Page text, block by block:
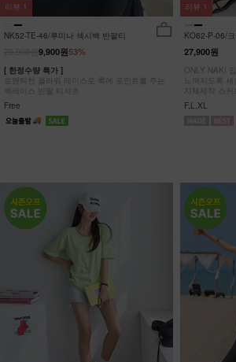
NK52-TE-46/루미나 섹시백 반팔티
53%
9,900원
[ 한정수량 특가 ]
로맨틱한 플라워 레이스로 룩에 포인트를 주는
백레이스 반팔 티셔츠
Free
리뷰 1
KO62-P-06/
27,900원
ONLY NAK!
느껴지도록
자체제작 스
F,L,XL
리뷰 1